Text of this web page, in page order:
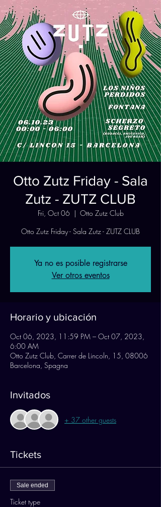
Otto Zutz Friday - Sala
Zutz - ZUTZ CLUB
Fri, Oct 06
  |
Otto Zutz Club
Otto Zutz Friday - Sala Zutz - ZUTZ CLUB
Ya no es posible registrarse
Ver otros eventos
Horario y ubicación
Oct 06, 2023, 11:59 PM – Oct 07, 2023,
6:00 AM
Otto Zutz Club, Carrer de Lincoln, 15, 08006
Barcelona, Spagna
Invitados
+ 37 other guests
Tickets
Sale ended
Ticket type